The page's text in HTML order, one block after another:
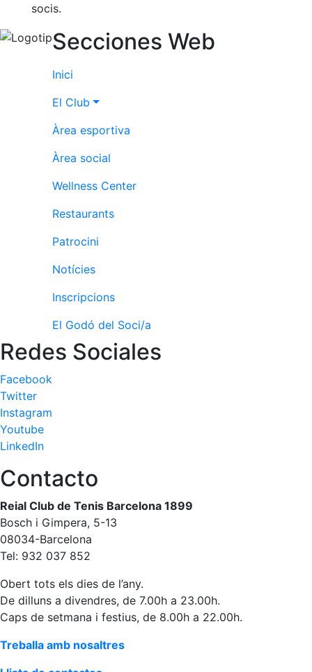
socis.
Secciones Web
Inici
El Club
Àrea esportiva
Àrea social
Wellness Center
Restaurants
Patrocini
Notícies
Inscripcions
El Godó del Soci/a
Redes Sociales
Facebook
Twitter
Instagram
Youtube
LinkedIn
Contacto
Reial Club de Tenis Barcelona 1899
Bosch i Gimpera, 5-13
08034-Barcelona
Tel: 932 037 852
Obert tots els dies de l’any.
De dilluns a divendres, de 7.00h a 23.00h.
Caps de setmana i festius, de 8.00h a 22.00h.
Treballa amb nosaltres